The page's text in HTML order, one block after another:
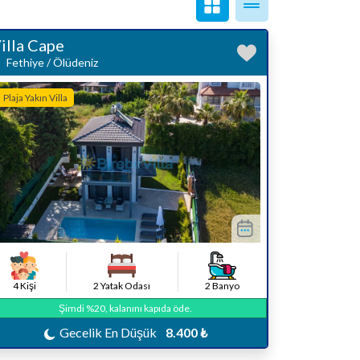
Cape
Fethiye / Ölüdeniz
Plaja Yakın Villa
4 Kişi 2 Yatak Odası
2 Banyo
Şimdi %20, kalanını kapıda öde.
Gecelik En Düşük 8.400 ₺